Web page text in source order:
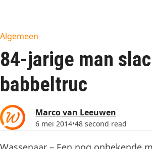
Algemeen
84-jarige man
babbeltruc
Marco van Leeuwen
6 mei 2014•48 second read